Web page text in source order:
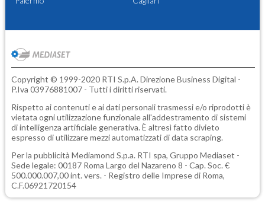
Copyright © 1999-2020 RTI S.p.A. Direzione Business Digital -
P.Iva 03976881007 - Tutti i diritti riservati.
Rispetto ai contenuti e ai dati personali trasmessi e/o riprodotti è
vietata ogni utilizzazione funzionale all'addestramento di sistemi
di intelligenza artificiale generativa. È altresì fatto divieto
espresso di utilizzare mezzi automatizzati di data scraping.
Per la pubblicità Mediamond S.p.a. RTI spa, Gruppo Mediaset -
Sede legale: 00187 Roma Largo del Nazareno 8 - Cap. Soc. €
500.000.007,00 int. vers. - Registro delle Imprese di Roma,
C.F.06921720154